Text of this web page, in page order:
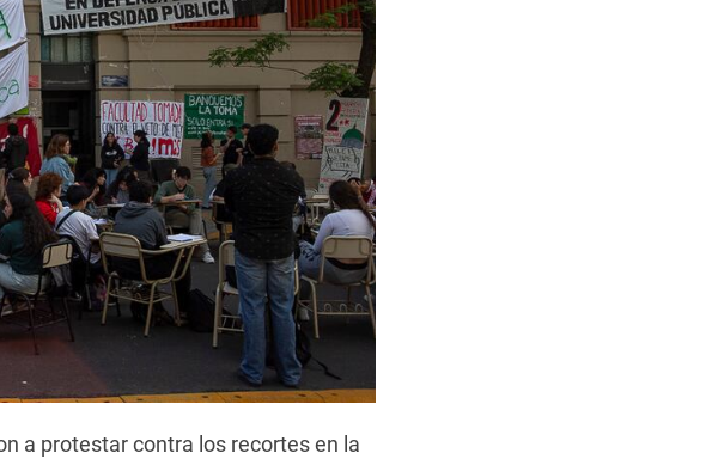
a protestar contra los recortes en la